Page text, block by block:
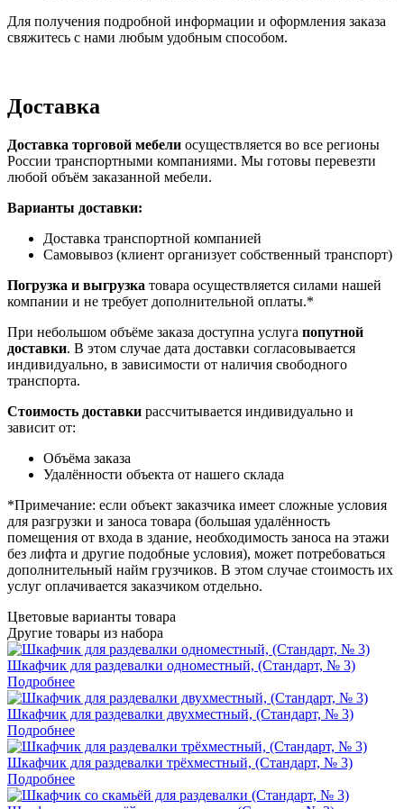
Для получения подробной информации и оформления заказа
свяжитесь с нами любым удобным способом.
Доставка
Доставка торговой мебели осуществляется во все регионы
России транспортными компаниями. Мы готовы перевезти
любой объём заказанной мебели.
Варианты доставки:
Доставка транспортной компанией
Самовывоз (клиент организует собственный транспорт)
Погрузка и выгрузка товара осуществляется силами нашей
компании и не требует дополнительной оплаты.*
При небольшом объёме заказа доступна услуга попутной
доставки. В этом случае дата доставки согласовывается
индивидуально, в зависимости от наличия свободного
транспорта.
Стоимость доставки рассчитывается индивидуально и
зависит от:
Объёма заказа
Удалённости объекта от нашего склада
*Примечание: если объект заказчика имеет сложные условия
для разгрузки и заноса товара (большая удалённость
помещения от входа в здание, необходимость заноса на этажи
без лифта и другие подобные условия), может потребоваться
дополнительный найм грузчиков. В этом случае стоимость их
услуг оплачивается заказчиком отдельно.
Цветовые варианты товара
Другие товары из набора
Шкафчик для раздевалки одноместный, (Стандарт, № 3)
Подробнее
Шкафчик для раздевалки двухместный, (Стандарт, № 3)
Подробнее
Шкафчик для раздевалки трёхместный, (Стандарт, № 3)
Подробнее